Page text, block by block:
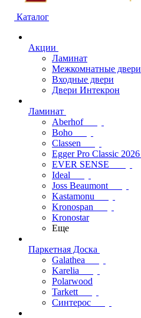
Каталог
Акции
Ламинат
Межкомнатные двери
Входные двери
Двери Интекрон
Ламинат
Aberhof
Boho
Classen
Egger Pro Classic 2026
EVER SENSE
Ideal
Joss Beaumont
Kastamonu
Kronospan
Kronostar
Еще
Паркетная Доска
Galathea
Karelia
Polarwood
Tarkett
Синтерос